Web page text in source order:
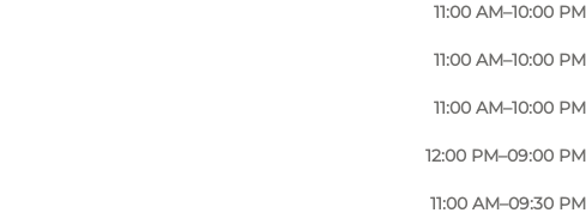
11:00 AM–10:00 PM
11:00 AM–10:00 PM
11:00 AM–10:00 PM
12:00 PM–09:00 PM
11:00 AM–09:30 PM
Émilia Romagne berømt for sine lækre pastaretter.